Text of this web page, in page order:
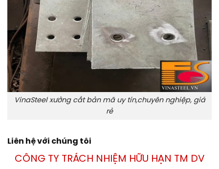
VinaSteel xưởng cắt bản mã uy tín,chuyên nghiệp, giá
rẻ
Liên hệ với chúng tôi
CÔNG TY TRÁCH NHIỆM HỮU HẠN TM DV